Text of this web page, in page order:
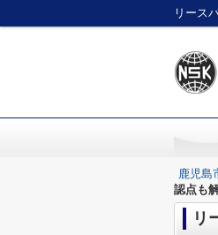
リース
鹿児島
認点も
リ